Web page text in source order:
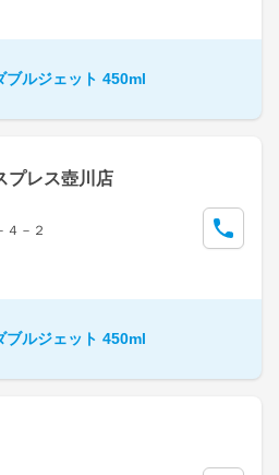
ブルジェット 450ml
プレス壺川店
４－２
ブルジェット 450ml